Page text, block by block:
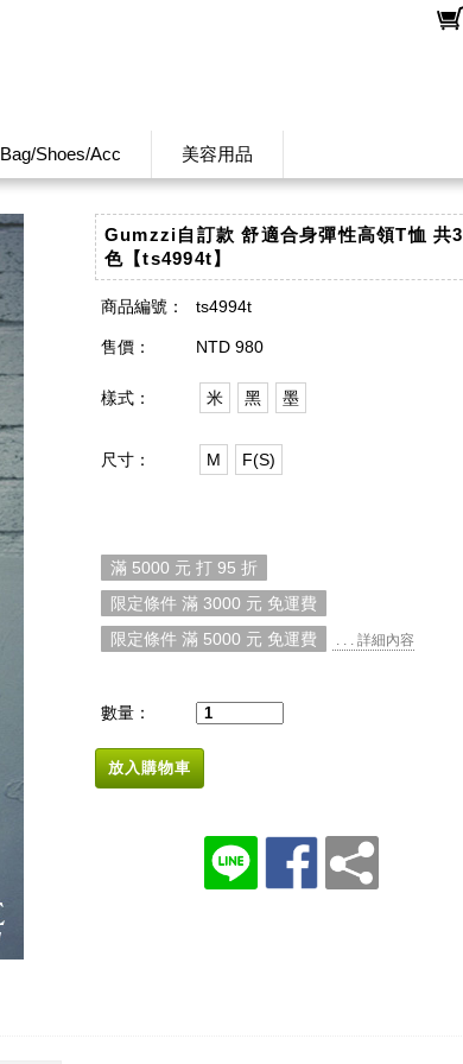
Bag/Shoes/Acc 美容用品
Gumzzi自訂款 舒適合身彈性高領T恤 共3
色【ts4994t】
商品編號： ts4994t
售價： NTD 980
樣式： 米 黑 墨
尺寸： M F(S)
滿 5000 元 打 95 折
限定條件 滿 3000 元 免運費
限定條件 滿 5000 元 免運費
. . . 詳細內容
數量：
放入購物車